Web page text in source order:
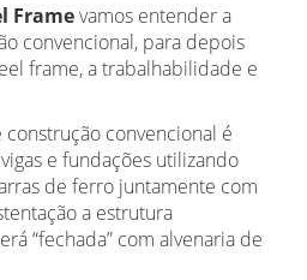
Framevamos entender a
convencional, para depois
frame, a trabalhabilidade e
convencional é
e fundações utilizando
de ferro juntamente com
a estrutura
“fechada” com alvenaria de